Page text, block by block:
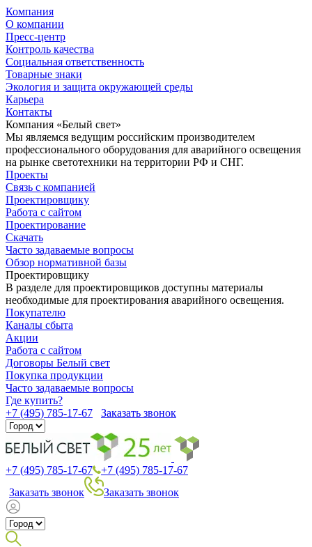
Компания
О компании
Пресс-центр
Контроль качества
Социальная ответственность
Товарные знаки
Экология и защита окружающей среды
Карьера
Контакты
Компания «Белый свет»
Мы являемся ведущим российским производителем
профессионального оборудования для аварийного освещения
на рынке светотехники на территории РФ и СНГ.
Проекты
Связь с компанией
Проектировщику
Работа с сайтом
Проектирование
Скачать
Часто задаваемые вопросы
Обзор нормативной базы
Проектировщику
В разделе для проектировщиков доступны материалы
необходимые для проектирования аварийного освещения.
Покупателю
Каналы сбыта
Акции
Работа с сайтом
Договоры Белый свет
Покупка продукции
Часто задаваемые вопросы
Где купить?
+7 (495) 785-17-67
Заказать звонок
+7 (495) 785-17-67
+7 (495) 785-17-67
Заказать звонок
Заказать звонок